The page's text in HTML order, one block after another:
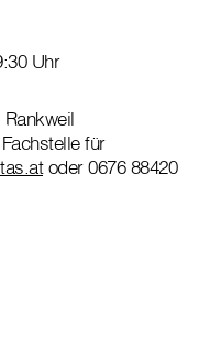
Uhr
für
oder 0676 88420